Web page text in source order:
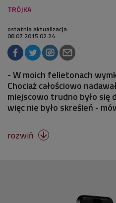
ostatnia aktualizacja:
08.07.2015 02:24
- W moich felietonach
Chociaż całościowo
miejscowo trudno było się
więc nie było skreśleń -
rozwiń 